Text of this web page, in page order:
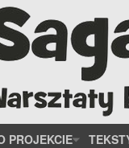
PROJEKCIE